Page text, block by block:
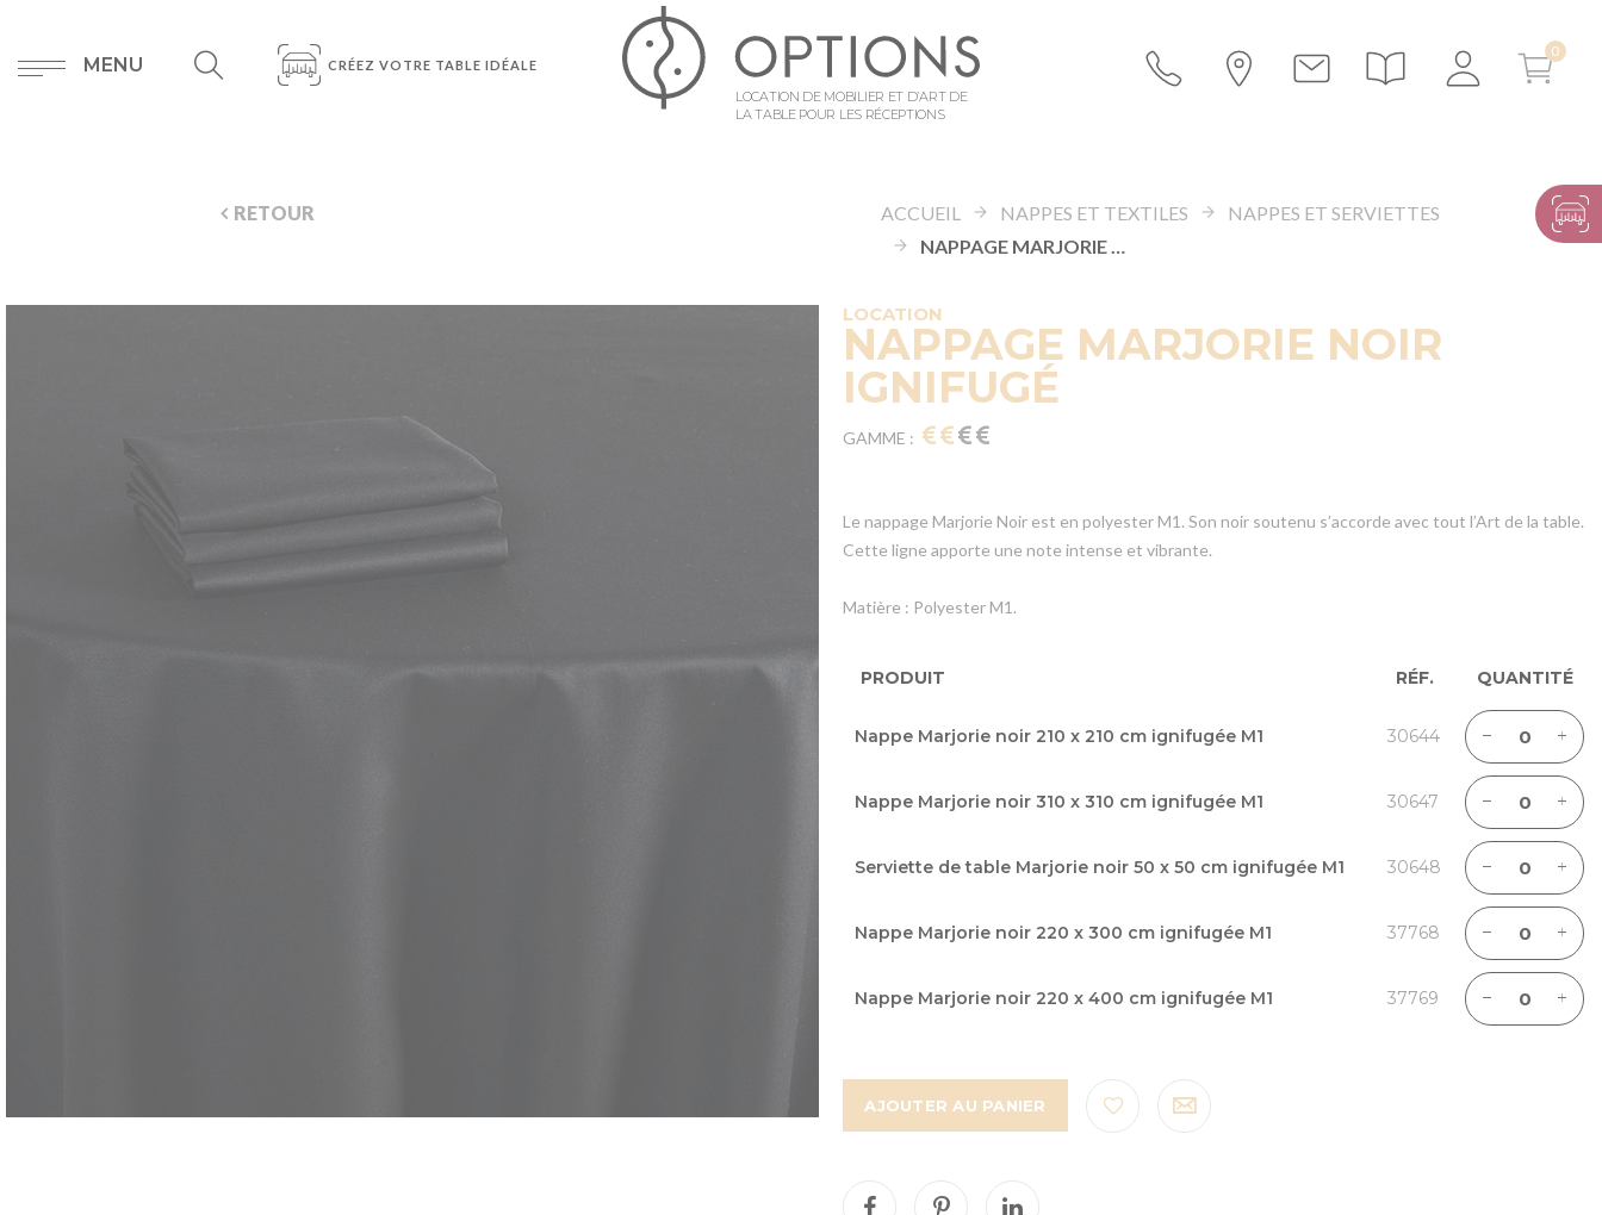
MENU CRÉEZ VOTRE TABLE IDÉALE
LOCATION DE MOBILIER ET D’ART DE
LA TABLE POUR LES RÉCEPTIONS
RETOUR ACCUEIL NAPPES ET TEXTILES
NAPPES ET SERVIETTES
NAPPAGE MARJORIE NOIR IGNIFUGÉ
LOCATION
NAPPAGE MARJORIE NOIR
IGNIFUGÉ
GAMME :
Le nappage Marjorie Noir est en polyester M1. Son noir soutenu s’accorde avec tout l’Art de la table.
Cette ligne apporte une note intense et vibrante.
Matière : Polyester M1.
du
groupé
PRODUIT RÉF. QUANTITÉ
Nappe Marjorie noir 210 x 210 cm ignifugée M1 30644
Nappe Marjorie noir 310 x 310 cm ignifugée M1 30647
Serviette de table Marjorie noir 50 x 50 cm ignifugée M1 30648
Nappe Marjorie noir 220 x 300 cm ignifugée M1 37768
Nappe Marjorie noir 220 x 400 cm ignifugée M1 37769
AJOUTER AU PANIER